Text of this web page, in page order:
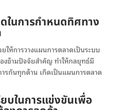
ในการกำหนดทิศทาง
ห้การวางแผนการตลาดเป็นระบบ
งข้ามปัจจัยสำคัญ ทำให้กลยุทธ์มี
รกันทุกด้าน เกิดเป็นแผนการตลาด
บในการแข่งขันเพื่อ